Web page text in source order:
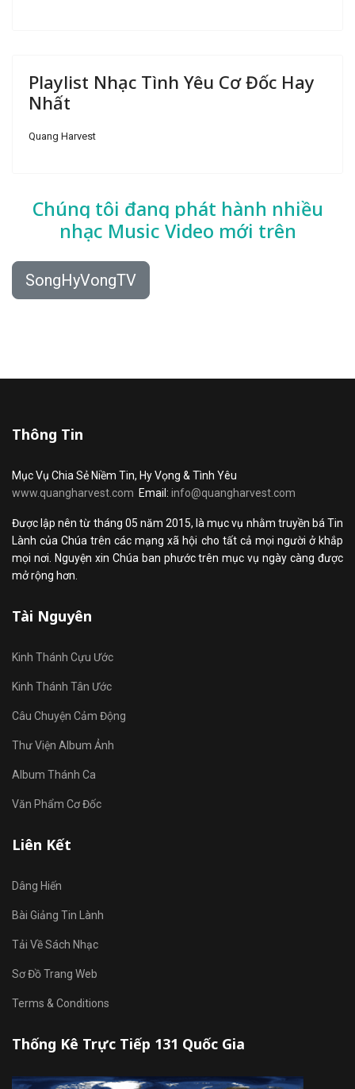
Playlist Nhạc Tình Yêu Cơ Đốc Hay
Nhất
Quang Harvest
Chúng tôi đang phát hành nhiều
nhạc Music Video mới trên
SongHyVongTV
Thông Tin
Mục Vụ Chia Sẻ Niềm Tin, Hy Vọng & Tình Yêu
www.quangharvest.com Email: info@quangharvest.com
Được lập nên từ tháng 05 năm 2015, là mục vụ nhằm truyền bá Tin
Lành của Chúa trên các mạng xã hội cho tất cả mọi người ở khắp
mọi nơi. Nguyện xin Chúa ban phước trên mục vụ ngày càng được
mở rộng hơn.
Tài Nguyên
Kinh Thánh Cựu Ước
Kinh Thánh Tân Ước
Câu Chuyện Cảm Động
Thư Viện Album Ảnh
Album Thánh Ca
Văn Phẩm Cơ Đốc
Liên Kết
Dâng Hiến
Bài Giảng Tin Lành
Tải Về Sách Nhạc
Sơ Đồ Trang Web
Terms & Conditions
Thống Kê Trực Tiếp 131 Quốc Gia